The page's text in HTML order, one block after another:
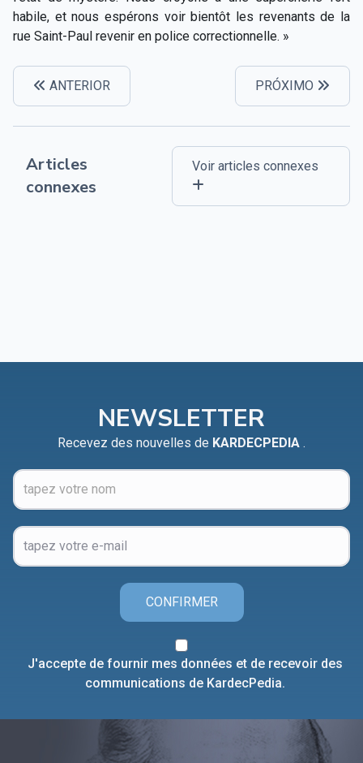
habile, et nous espérons voir bientôt les revenants de la
rue Saint-Paul revenir en police correctionnelle. »
ANTERIOR PRÓXIMO
Articles
connexes
Voir articles connexes
NEWSLETTER
Recevez des nouvelles de KARDECPEDIA .
CONFIRMER
J'accepte de fournir mes données et de recevoir des
communications de KardecPedia.